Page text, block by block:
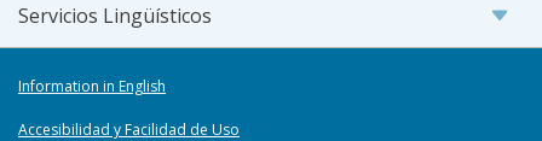
Servicios Lingüísticos
Information in English
Accesibilidad y Facilidad de Uso